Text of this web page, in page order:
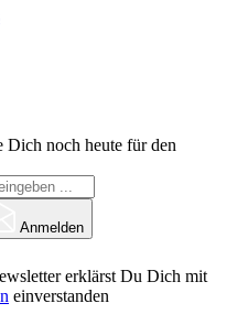
Dich noch heute für den
Anmelden
erklärst Du Dich mit
einverstanden